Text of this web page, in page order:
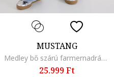
MUSTANG
Medley bő szárú farmernadrág, Melange világoskék
25.999 Ft